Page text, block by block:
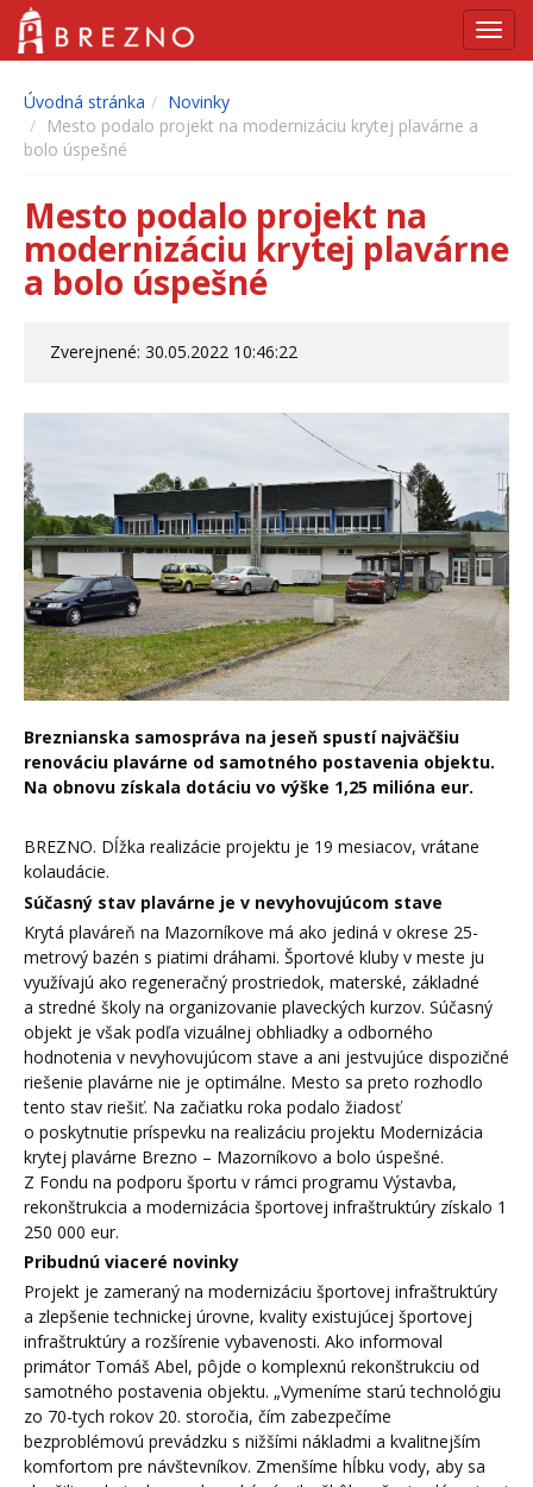
Úvodná stránka
Novinky
Mesto podalo projekt na modernizáciu krytej plavárne a
bolo úspešné
Mesto podalo projekt na
modernizáciu krytej plavárne
a bolo úspešné
Zverejnené: 30.05.2022 10:46:22
Breznianska samospráva na jeseň spustí najväčšiu
renováciu plavárne od samotného postavenia objektu.
Na obnovu získala dotáciu vo výške 1,25 milióna eur.
BREZNO. Dĺžka realizácie projektu je 19 mesiacov, vrátane
kolaudácie.
Súčasný stav plavárne je v nevyhovujúcom stave
Krytá plaváreň na Mazorníkove má ako jediná v okrese 25-
metrový bazén s piatimi dráhami. Športové kluby v meste ju
využívajú ako regeneračný prostriedok, materské, základné
a stredné školy na organizovanie plaveckých kurzov. Súčasný
objekt je však podľa vizuálnej obhliadky a odborného
hodnotenia v nevyhovujúcom stave a ani jestvujúce dispozičné
riešenie plavárne nie je optimálne. Mesto sa preto rozhodlo
tento stav riešiť. Na začiatku roka podalo žiadosť
o poskytnutie príspevku na realizáciu projektu Modernizácia
krytej plavárne Brezno – Mazorníkovo a bolo úspešné.
Z Fondu na podporu športu v rámci programu Výstavba,
rekonštrukcia a modernizácia športovej infraštruktúry získalo 1
250 000 eur.
Pribudnú viaceré novinky
Projekt je zameraný na modernizáciu športovej infraštruktúry
a zlepšenie technickej úrovne, kvality existujúcej športovej
infraštruktúry a rozšírenie vybavenosti. Ako informoval
primátor Tomáš Abel, pôjde o komplexnú rekonštrukciu od
samotného postavenia objektu. „Vymeníme starú technológiu
zo 70-tych rokov 20. storočia, čím zabezpečíme
bezproblémovú prevádzku s nižšími nákladmi a kvalitnejším
komfortom pre návštevníkov. Zmenšíme hĺbku vody, aby sa